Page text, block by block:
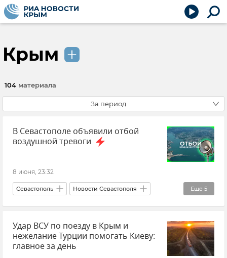
Крым
104 материала
За период
В Севастополе объявили отбой
воздушной тревоги
8 июня, 23:32
Еще 5
Севастополь Новости Севастополя
Срочные новости Крыма Крым
Михаил Развожаев
Безопасность Республики Крым и Севастополя
Удар ВСУ по поезду в Крым и
нежелание Турции помогать Киеву:
главное за день